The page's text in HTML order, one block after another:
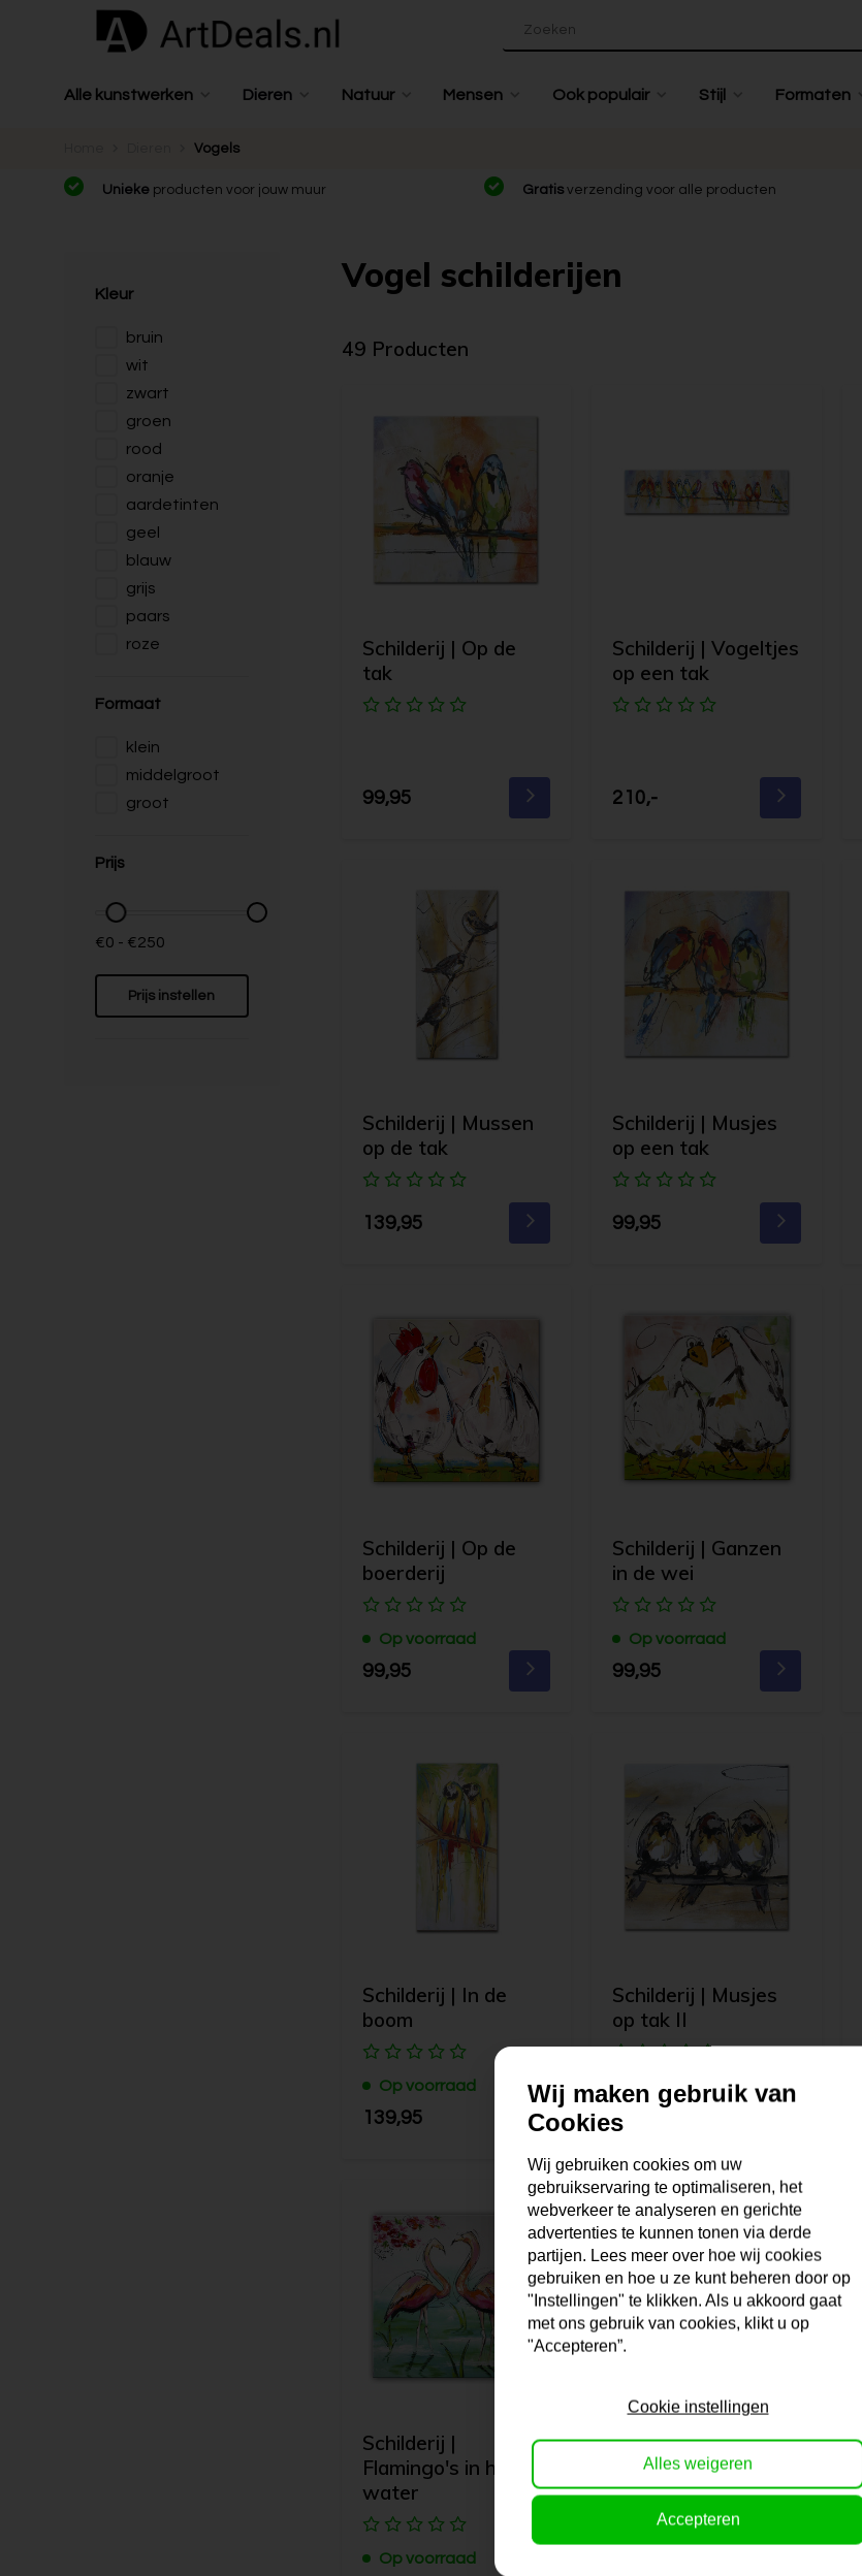
Alle kunstwerken Dieren Natuur Mensen Ook populair Stijl Formaten
Vogels
Unieke producten voor jouw muur Gratisverzending voor alle producten
Kleur
bruin
wit
zwart
groen
rood
oranje
aardetinten
geel
blauw
grijs
paars
roze
Formaat
klein
middelgroot
groot
Prijs
€0 - €250
Prijs instellen
Vogel schilderijen
49 Producten
Schilderij | Op de
tak
99,95
Schilderij | Vogeltjes
op een tak
210,-
Schilderij | Mussen
op de tak
139,95
Schilderij | Musjes
op een tak
99,95
Schilderij | Op de
boerderij
Op voorraad
99,95
Schilderij | Ganzen
in de wei
Op voorraad
99,95
Schilderij | In de
boom
Op voorraad
139,95
Schilderij | Musjes
op tak II
Op voorraad
99,95
Schilderij |
Flamingo's in het
water
Op voorraad
Schilderij | Staande
flamingo
Op voorraad
Wij maken gebruik van
Cookies
Wij gebruiken cookies om uw
gebruikservaring te optimaliseren, het
webverkeer te analyseren en gerichte
advertenties te kunnen tonen via derde
partijen. Lees meer over hoe wij cookies
gebruiken en hoe u ze kunt beheren door op
"Instellingen" te klikken. Als u akkoord gaat
met ons gebruik van cookies, klikt u op
"Accepteren”.
Cookie instellingen
Alles weigeren
Accepteren